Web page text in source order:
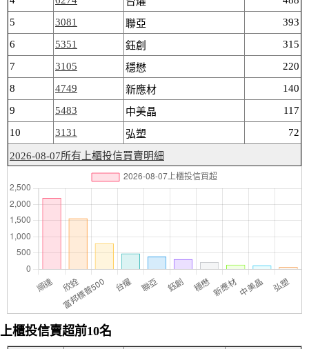
5
3081 聯亞
393
6
5351 鈺創
315
7
3105 穩懋
220
8
4749 新應材
140
9
5483 中美晶
117
10
3131 弘塑 72
2026-08-07所有上櫃投信買賣明細
上櫃投信賣超前10名